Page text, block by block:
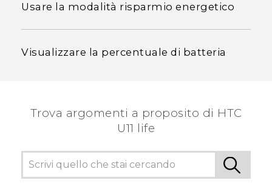
Usare la modalità risparmio energetico
Visualizzare la percentuale di batteria
Trova argomenti a proposito di HTC
U11 life